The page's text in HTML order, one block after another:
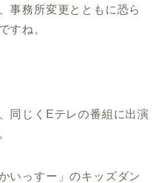
事務所変更とともに恐ら
すね。
同じくEテレの番組に出演
いっすー」のキッズダン